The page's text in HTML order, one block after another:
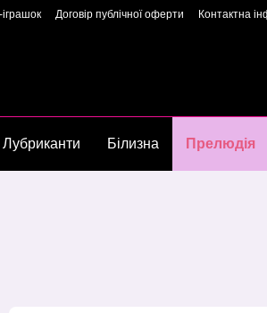
Договір публічної оферти
Контактна
Лубриканти Білизна Прелюдія